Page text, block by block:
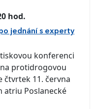
hod.
jednání s experty
konferenci
protidrogovou
čtvrtek 11. června
atriu Poslanecké